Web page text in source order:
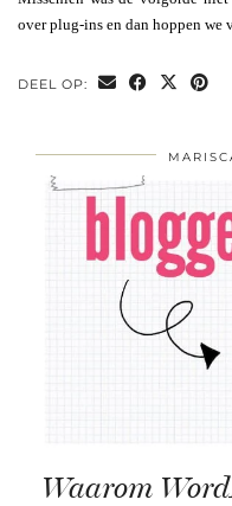
over plug-ins en dan hoppen we
DEEL OP:
Waarom